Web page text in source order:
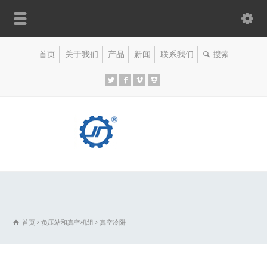
首页 关于我们 产品 新闻 联系我们
首页 负压站和真空机组 真空冷阱